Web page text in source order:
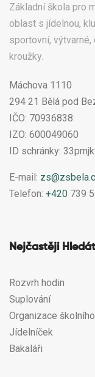
Základní škola pro
oblast s jídelnou,
sportovní, výtvarné,
kroužky.
Máchova 1110
294 21 Bělá pod
IČO: 70936838
IZO: 600049060
ID schránky:
E-mail:
Telefon: +420 739
Nejčastěji
Rozvrh hodin
Suplování
Organizace
Jídelníček
Bakaláři